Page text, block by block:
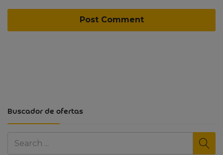
Buscador de ofertas